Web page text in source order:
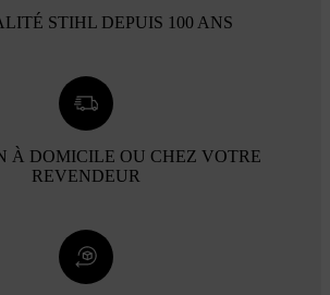
STIHL DEPUIS 100 ANS
À DOMICILE OU CHEZ VOTRE
REVENDEUR